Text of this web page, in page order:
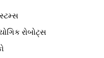
રોબોટ્સ